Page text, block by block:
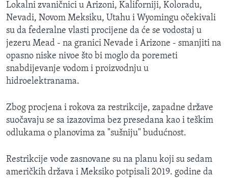
Lokalni zvaničnici u Arizoni, Kaliforniji, Koloradu,
Nevadi, Novom Meksiku, Utahu i Wyomingu očekivali
su da federalne vlasti procijene da će se vodostaj u
jezeru Mead - na granici Nevade i Arizone - smanjiti na
opasno niske nivoe što bi moglo da poremeti
snabdijevanje vodom i proizvodnju u
hidroelektranama.
Zbog procjena i rokova za restrikcije, zapadne države
suočavaju se sa izazovima bez presedana kao i teškim
odlukama o planovima za "sušniju" budućnost.
Restrikcije vode zasnovane su na planu koji su sedam
američkih država i Meksiko potpisali 2019. godine da